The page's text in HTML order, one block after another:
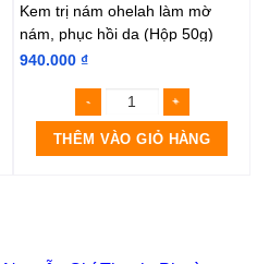
Kem trị nám ohelah làm mờ
nám, phục hồi da (Hộp 50g)
940.000 ₫
THÊM VÀO GIỎ HÀNG